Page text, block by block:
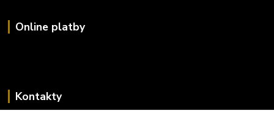
Online platby
Kontakty